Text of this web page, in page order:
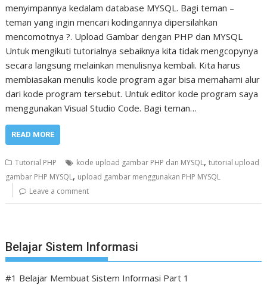
menyimpannya kedalam database MYSQL. Bagi teman –
teman yang ingin mencari kodingannya dipersilahkan
mencomotnya ?. Upload Gambar dengan PHP dan MYSQL
Untuk mengikuti tutorialnya sebaiknya kita tidak mengcopynya
secara langsung melainkan menulisnya kembali. Kita harus
membiasakan menulis kode program agar bisa memahami alur
dari kode program tersebut. Untuk editor kode program saya
menggunakan Visual Studio Code. Bagi teman…
READ MORE
Tutorial PHP kode upload gambar PHP dan MYSQL,tutorial upload
gambar PHP MYSQL, upload gambar menggunakan PHP MYSQL
Leave a comment
Belajar Sistem Informasi
#1 Belajar Membuat Sistem Informasi Part 1